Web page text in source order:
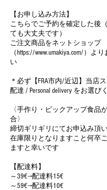
【お申し込み方法】
こちらでご予約を確定した後
ても大丈夫です）
ご注文商品をネットショップ
（https://www.umakiya.com/）よ
い
＊必ず【FRA市内/近辺】当店
配達 / Personal delivery をお選び
〈手作り・ピックアップ食品
合〉
締切ギリギリにてお申込み頂
在庫限りとなりますこと何卒
ますと幸いです
【配達料】
～39€→配達料15€
～59€→配達料10€